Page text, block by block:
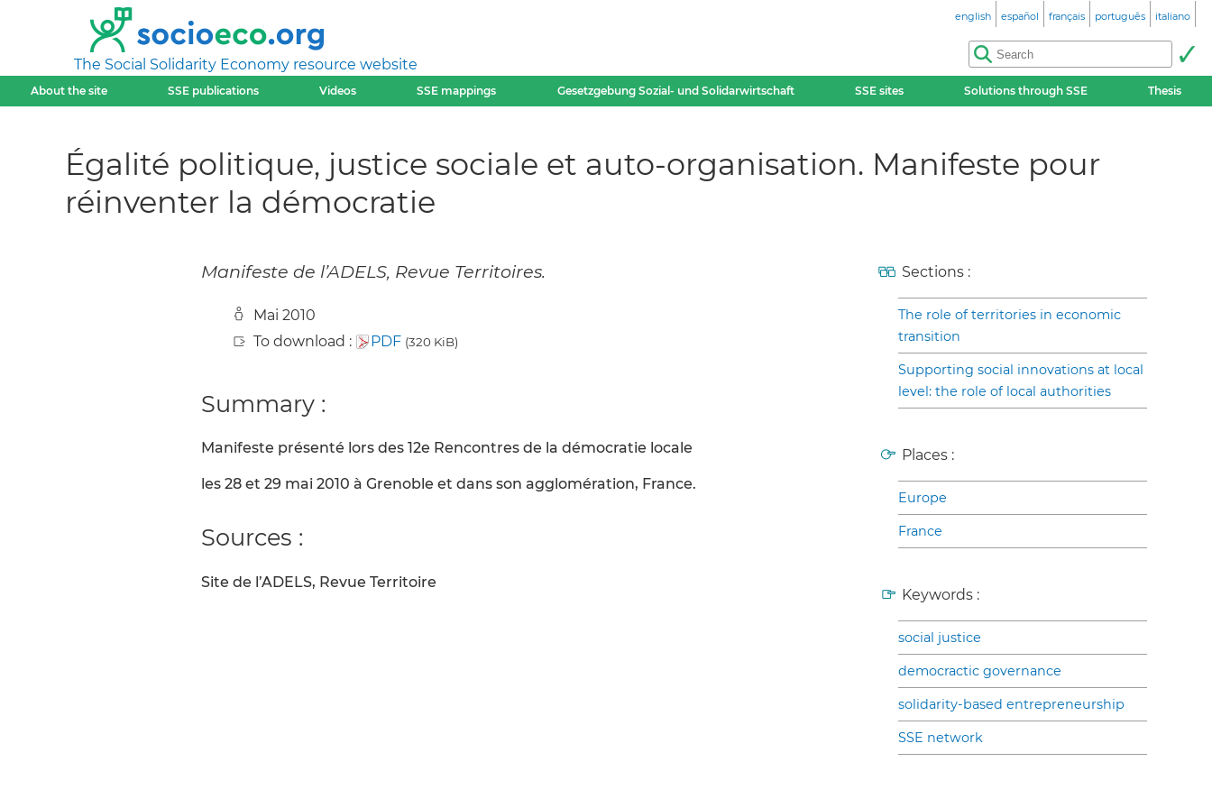
The Social Solidarity Economy resource website
english español français português italiano
About the site SSE publications Videos SSE mappings Gesetzgebung Sozial- und Solidarwirtschaft SSE sites Solutions through SSE Thesis
Égalité politique, justice sociale et auto-organisation. Manifeste pour
réinventer la démocratie
Manifeste de l’ADELS, Revue Territoires.
Mai 2010
To download :
PDF (320 KiB)
Summary :
Manifeste présenté lors des 12e Rencontres de la démocratie locale
les 28 et 29 mai 2010 à Grenoble et dans son agglomération, France.
Sources :
Site de l’ADELS, Revue Territoire
Sections :
The role of territories in economic
transition
Supporting social innovations at local
level: the role of local authorities
Places :
Europe
France
Keywords :
social justice
democractic governance
solidarity-based entrepreneurship
SSE network